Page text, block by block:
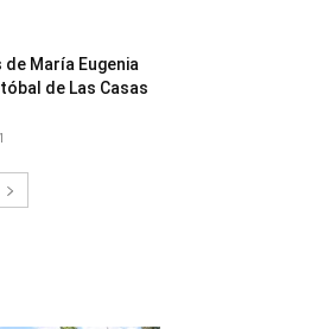
de María Eugenia
de Las Casas